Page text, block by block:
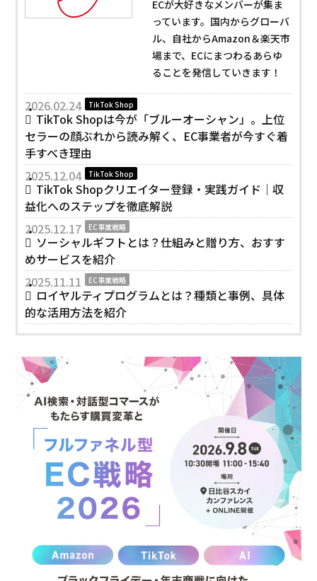
ECが大好きなメンバーが集ま
っています。国内からグローバ
ル、自社からAmazon＆楽天市
場まで、ECにまつわるあらゆ
ることを発信していきます！
2026.02.24 TikTok Shop
TikTok Shopは今が「ブルーオーシャン」。上位
セラーの顔ぶれから読み解く、EC事業者が今すぐ着
手すべき理由
2025.12.04
TikTok Shop
TikTok Shopクリエイター登録・実践ガイド｜収
益化へのステップを徹底解説
2025.12.17
EC事業戦略
ソーシャルギフトとは？仕組みと贈り方、おすす
めサービスを紹介
2025.11.11
EC事業戦略
ロイヤルティプログラムとは？種類と事例、具体
的な活用方法を紹介